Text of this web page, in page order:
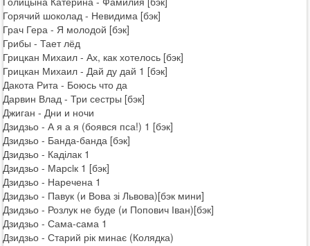
Горячий шоколад - Невидима [бэк]
Грач Гера - Я молодой [бэк]
Грибы - Тает лёд
Грицкан Михаил - Ах, как хотелось [бэк]
Грицкан Михаил - Дай ду дай 1 [бэк]
Дакота Рита - Боюсь что да
Дарвин Влад - Три сестры [бэк]
Джиган - Дни и ночи
Дзидзьо - А я а я (боявся пса!) 1 [бэк]
Дзидзьо - Банда-банда [бэк]
Дзидзьо - Каділак 1
Дзидзьо - Марсiк 1 [бэк]
Дзидзьо - Наречена 1
Дзидзьо - Павук (и Вова зі Львова)[бэк мини]
Дзидзьо - Розлук не буде (и Попович Іван)[бэк]
Дзидзьо - Сама-сама 1
Дзидзьо - Старий рік минає (Колядка)